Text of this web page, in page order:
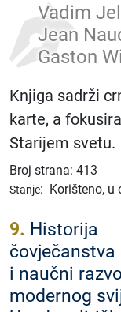
Vadim
Jean
Gaston
Knjiga sadrži
karte, a
Starijem svetu.
Broj strana: 413
Stanje: Korišteno, u
9. Historija
i naučni
modernog